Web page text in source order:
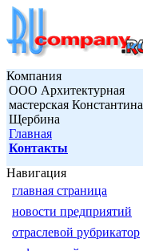
Компания
ООО Архитектурная
мастерская Константина
Щербина
Главная
Контакты
Навигация
главная страница
новости предприятий
отраслевой рубрикатор